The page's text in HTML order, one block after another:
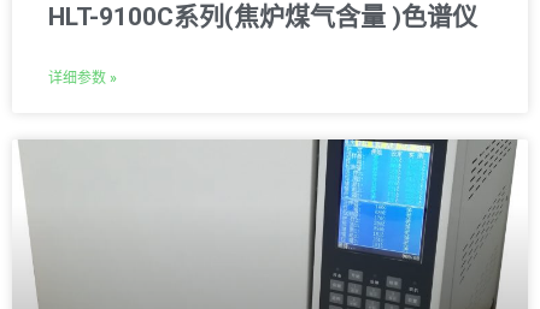
HLT-9100C系列(焦炉煤气含量 )色谱仪
详细参数 »